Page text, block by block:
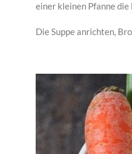
einer kleinen Pfanne
Die Suppe anrichten,